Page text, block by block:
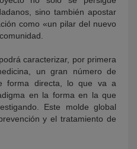
sino también apostar
como «un pilar del nuevo
caracterizar, por primera
un gran número de
forma directa, lo que va a
en la forma en la que
Este molde global
y el tratamiento de